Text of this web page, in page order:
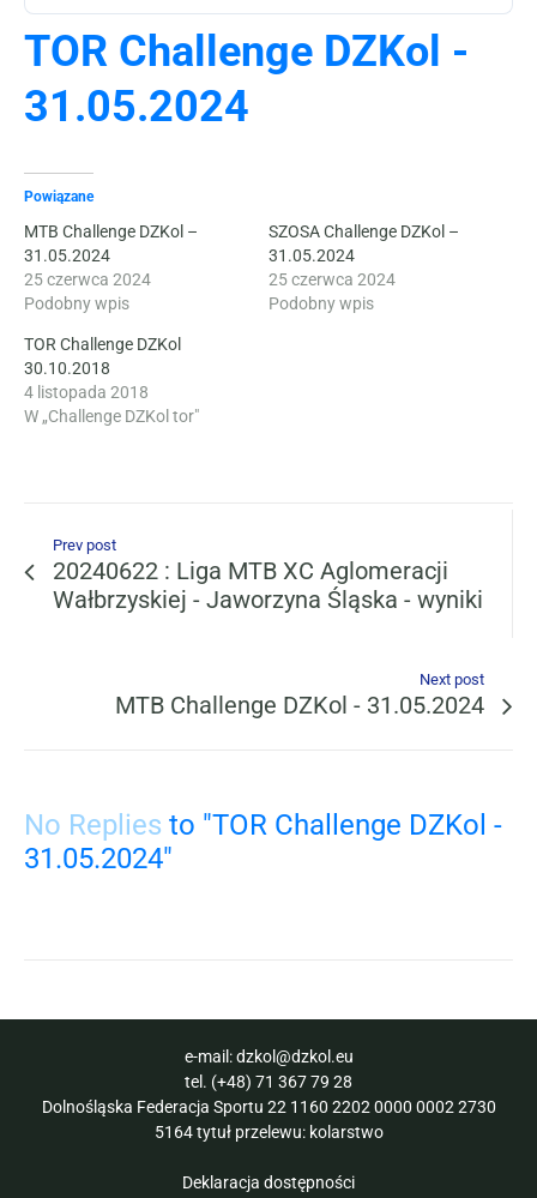
TOR Challenge DZKol -
31.05.2024
Powiązane
MTB Challenge DZKol –
31.05.2024
25 czerwca 2024
Podobny wpis
SZOSA Challenge DZKol –
31.05.2024
25 czerwca 2024
Podobny wpis
TOR Challenge DZKol
30.10.2018
4 listopada 2018
W „Challenge DZKol tor"
Prev post
20240622 : Liga MTB XC Aglomeracji
Wałbrzyskiej - Jaworzyna Śląska - wyniki
Next post
MTB Challenge DZKol - 31.05.2024
No Replies to "TOR Challenge DZKol -
31.05.2024"
e-mail:dzkol@dzkol.eu
tel. (+48) 71 367 79 28
Dolnośląska Federacja Sportu 22 1160 2202 0000 0002 2730
5164 tytuł przelewu: kolarstwo
Deklaracja dostępności